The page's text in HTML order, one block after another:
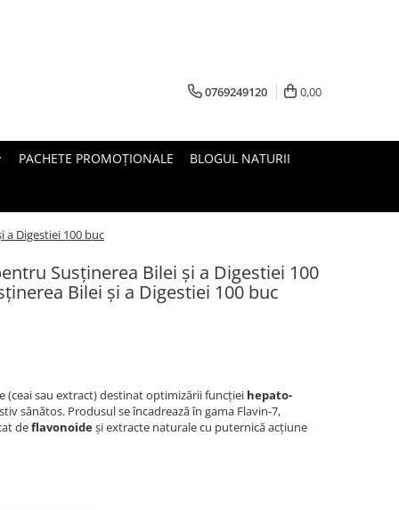
0769249120 0,00
PACHETE PROMOȚIONALE BLOGUL NATURII
a Digestiei 100 buc
Susținerea Bilei și a Digestiei 100
Bilei și a Digestiei 100 buc
(ceai sau extract) destinat optimizării funcției hepato-
sănătos. Produsul se încadrează în gama Flavin-7,
deflavonoideși extracte naturale cu puternică acțiune